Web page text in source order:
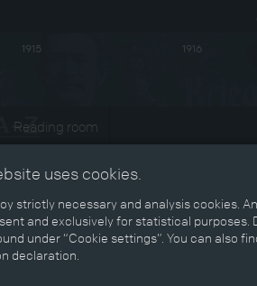
1915 1916
Reading room
uses cookies.
strictly necessary and analysis cookies.
and exclusively for statistical purposes.
under “Cookie settings”. You can also
declaration.